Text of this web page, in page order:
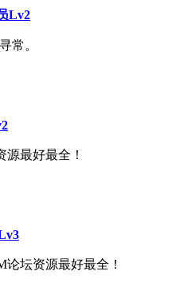
Lv2
常。
最好最全！
坛资源最好最全！